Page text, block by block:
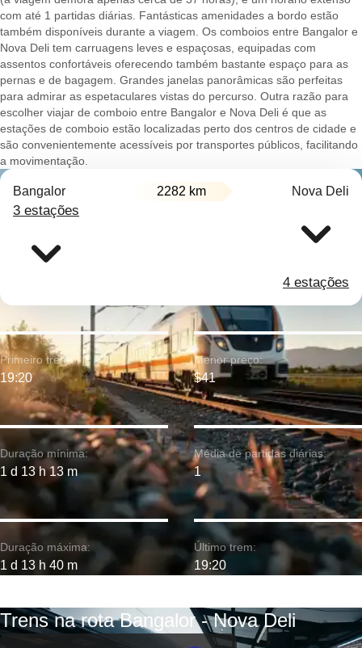
com até 1 partidas diárias. Fantásticas amenidades a bordo estão
também disponíveis durante a viagem. Os comboios entre Bangalor e
Nova Deli tem carruagens leves e espaçosas, equipadas com
assentos confortáveis oferecendo também bastante espaço para as
pernas e de bagagem. Grandes janelas panorâmicas são perfeitas
para admirar as espetaculares vistas do percurso. Outra razão para
escolher viajar de comboio entre Bangalor e Nova Deli é que as
estações de comboio estão localizadas perto dos centros de cidade e
são convenientemente acessíveis por transportes públicos, facilitando
a movimentação.
Bangalor 2282 km Nova Deli
3 estações
4 estações
Duração mínima:
1 d 13 h 13 m
Primeiro trem:
19:20
Duração máxima:
1 d 13 h 40 m
Menor preço:
$41
Média de partidas diárias:
1
Último trem:
19:20
Trens na rota Bangalor - Nova Deli